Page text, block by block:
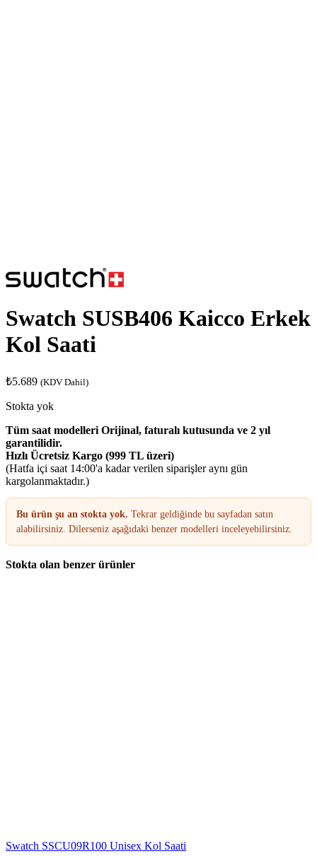
Swatch SUSB406 Kaicco Erkek
Kol Saati
₺5.689 (KDV Dahil)
Stokta yok
Tüm saat modelleri Orijinal, faturalı kutusunda ve 2 yıl
garantilidir.
Hızlı Ücretsiz Kargo (999 TL üzeri)
(Hatfa içi saat 14:00'a kadar verilen siparişler aynı gün
kargolanmaktadır.)
Bu ürün şu an stokta yok. Tekrar geldiğinde bu sayfadan satın
alabilirsiniz. Dilerseniz aşağıdaki benzer modelleri inceleyebilirsiniz.
Stokta olan benzer ürünler
Swatch SSCU09R100 Unisex Kol Saati